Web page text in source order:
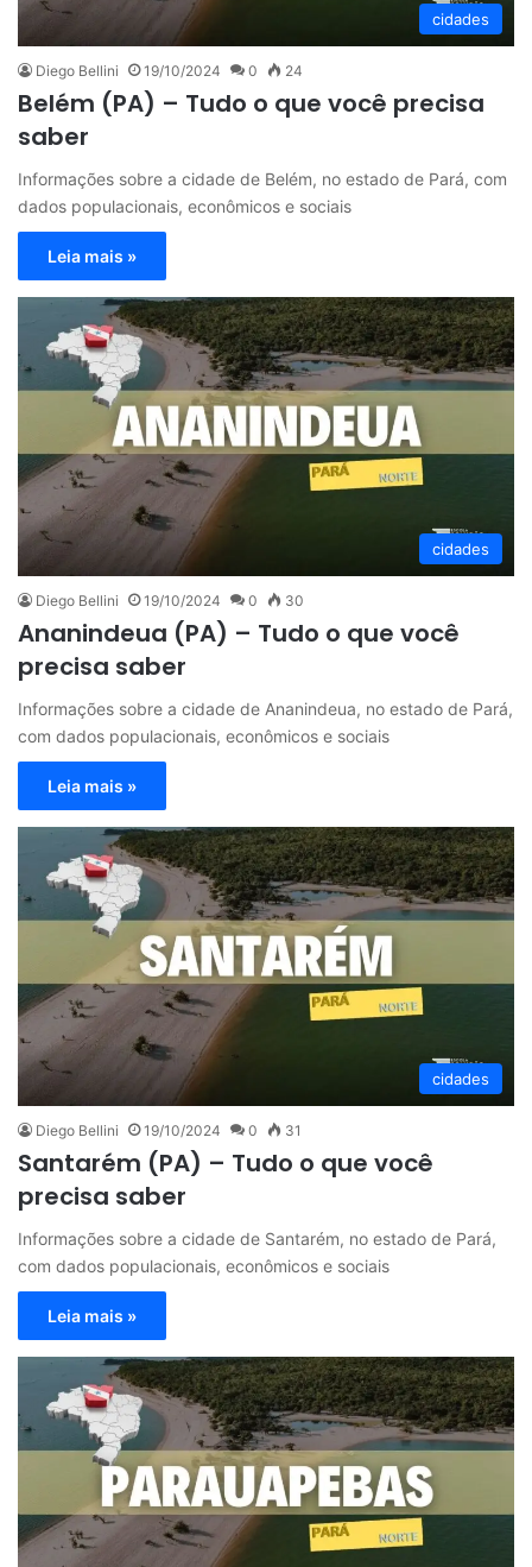
cidades
Diego Bellini 19/10/2024 0 24
Belém (PA) – Tudo o que você precisa
saber
Informações sobre a cidade de Belém, no estado de Pará, com
dados populacionais, econômicos e sociais
Leia mais »
cidades
Diego Bellini 19/10/2024 0 30
Ananindeua (PA) – Tudo o que você
precisa saber
Informações sobre a cidade de Ananindeua, no estado de Pará,
com dados populacionais, econômicos e sociais
Leia mais »
cidades
Diego Bellini 19/10/2024 0 31
Santarém (PA) – Tudo o que você
precisa saber
Informações sobre a cidade de Santarém, no estado de Pará,
com dados populacionais, econômicos e sociais
Leia mais »